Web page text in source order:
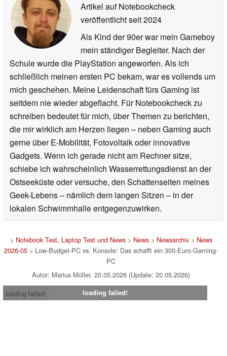
Artikel auf Notebookcheck
veröffentlichtseit 2024
Als Kind der 90er war mein Gameboy
mein ständiger Begleiter. Nach der
Schule wurde die PlayStation angeworfen. Als ich
schließlich meinen ersten PC bekam, war es vollends um
mich geschehen. Meine Leidenschaft fürs Gaming ist
seitdem nie wieder abgeflacht. Für Notebookcheck zu
schreiben bedeutet für mich, über Themen zu berichten,
die mir wirklich am Herzen liegen – neben Gaming auch
gerne über E-Mobilität, Fotovoltaik oder innovative
Gadgets. Wenn ich gerade nicht am Rechner sitze,
schiebe ich wahrscheinlich Wasserrettungsdienst an der
Ostseeküste oder versuche, den Schattenseiten meines
Geek-Lebens – nämlich dem langen Sitzen – in der
lokalen Schwimmhalle entgegenzuwirken.
> Notebook Test, Laptop Test und News> News> Newsarchiv> News
2026-05 > Low-Budget-PC vs. Konsole: Das schafft ein 300-Euro-Gaming-
PC
Autor: Marius Müller, 20.05.2026 (Update: 20.05.2026)
loading failed!
loading failed!